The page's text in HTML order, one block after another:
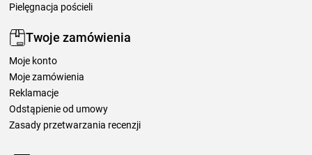
Pielęgnacja pościeli
Twoje zamówienia
Moje konto
Moje zamówienia
Reklamacje
Odstąpienie od umowy
Zasady przetwarzania recenzji